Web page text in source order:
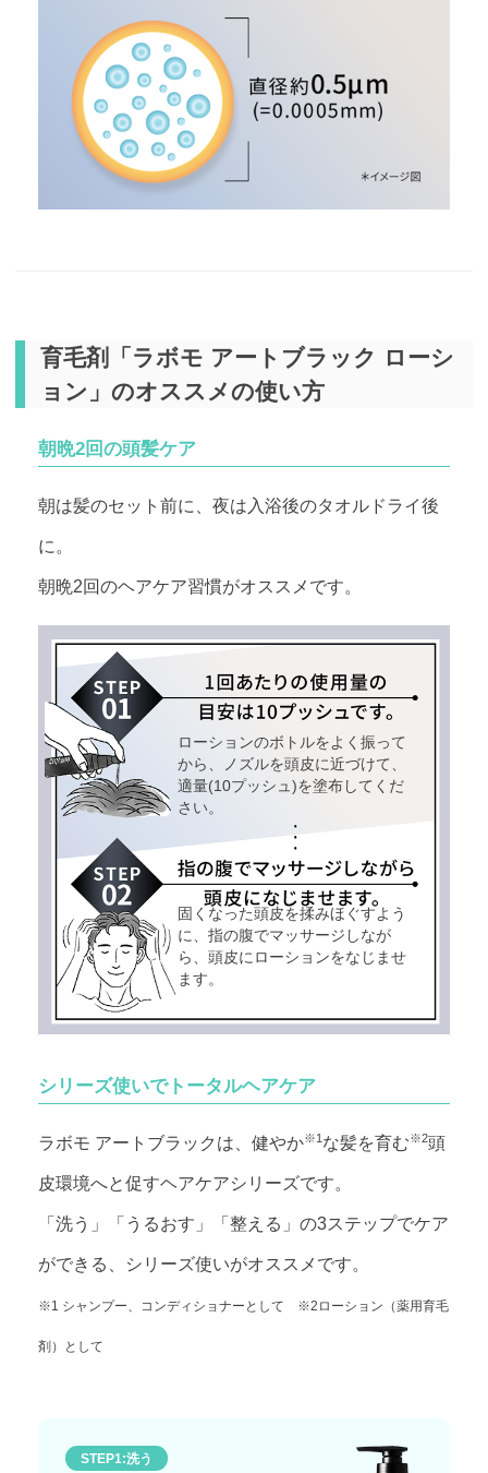
育毛剤「ラボモ アートブラック ローシ
ョン」のオススメの使い方
朝晩2回の頭髪ケア
朝は髪のセット前に、夜は入浴後のタオルドライ後
に。
朝晩2回のヘアケア習慣がオススメです。
ローションのボトルをよく振って
から、ノズルを頭皮に近づけて、
適量(10プッシュ)を塗布してくだ
さい。
固くなった頭皮を揉みほぐすよう
に、指の腹でマッサージしなが
ら、頭皮にローションをなじませ
ます。
シリーズ使いでトータルヘアケア
ラボモ アートブラックは、健やか※1 な髪を育む※2頭
皮環境へと促すヘアケアシリーズです。
「洗う」「うるおす」「整える」の3ステップでケア
ができる、シリーズ使いがオススメです。
※1 シャンプー、コンディショナーとして ※2ローション（薬用育毛
剤）として
STEP1:洗う